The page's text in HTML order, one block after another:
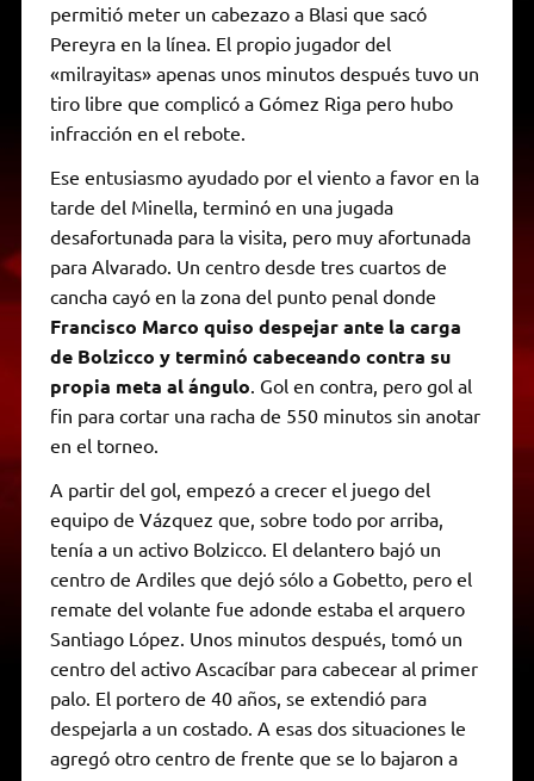
permitió meter un cabezazo a Blasi que sacó
Pereyra en la línea. El propio jugador del
«milrayitas» apenas unos minutos después tuvo un
tiro libre que complicó a Gómez Riga pero hubo
infracción en el rebote.
Ese entusiasmo ayudado por el viento a favor en la
tarde del Minella, terminó en una jugada
desafortunada para la visita, pero muy afortunada
para Alvarado. Un centro desde tres cuartos de
cancha cayó en la zona del punto penal donde
Francisco Marco quiso despejar ante la carga
de Bolzicco y terminó cabeceando contra su
propia meta al ángulo. Gol en contra, pero gol al
fin para cortar una racha de 550 minutos sin anotar
en el torneo.
A partir del gol, empezó a crecer el juego del
equipo de Vázquez que, sobre todo por arriba,
tenía a un activo Bolzicco. El delantero bajó un
centro de Ardiles que dejó sólo a Gobetto, pero el
remate del volante fue adonde estaba el arquero
Santiago López. Unos minutos después, tomó un
centro del activo Ascacíbar para cabecear al primer
palo. El portero de 40 años, se extendió para
despejarla a un costado. A esas dos situaciones le
agregó otro centro de frente que se lo bajaron a